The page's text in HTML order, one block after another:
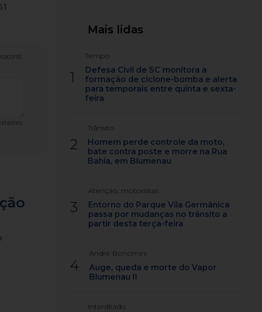
Mais lidas
1
Tempo
Defesa Civil de SC monitora a
formação de ciclone-bomba e alerta
para temporais entre quinta e sexta-
feira
2
Trânsito
Homem perde controle da moto,
bate contra poste e morre na Rua
Bahia, em Blumenau
3
Atenção, motoristas
Entorno do Parque Vila Germânica
passa por mudanças no trânsito a
partir desta terça-feira
4
André Bonomini
Auge, queda e morte do Vapor
Blumenau II
Interditado